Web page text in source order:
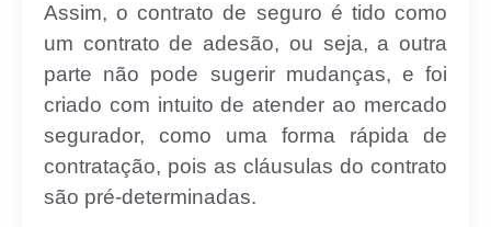
Assim, o contrato de seguro é tido como
um contrato de adesão, ou seja, a outra
parte não pode sugerir mudanças, e foi
criado com intuito de atender ao mercado
segurador, como uma forma rápida de
contratação, pois as cláusulas do contrato
são pré-determinadas.